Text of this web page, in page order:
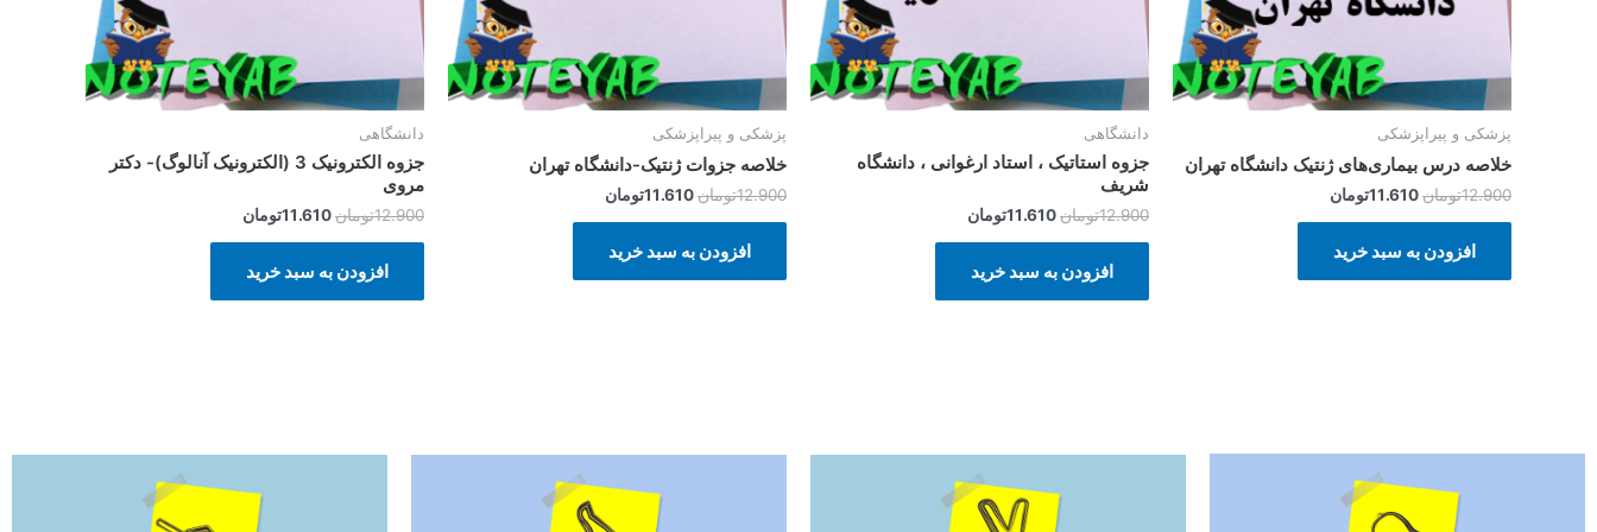
پزشکی و پیراپزشکی
خلاصه درس بیماری‌های ژنتیک دانشگاه تهران
12.900تومان11.610تومان
افزودن به سبد خرید
دانشگاهی
جزوه استاتیک ، استاد ارغوانی ، دانشگاه
شریف
12.900تومان11.610تومان
افزودن به سبد خرید
پزشکی و پیراپزشکی
خلاصه جزوات ژنتیک-دانشگاه تهران
12.900تومان11.610تومان
افزودن به سبد خرید
دانشگاهی
جزوه الکترونیک 3 (الکترونیک آنالوگ)- دکتر
مروی
12.900تومان11.610تومان
افزودن به سبد خرید